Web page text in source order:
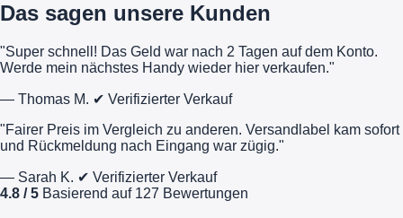
Das sagen unsere Kunden
"Super schnell! Das Geld war nach 2 Tagen auf dem Konto.
Werde mein nächstes Handy wieder hier verkaufen."
— Thomas M. ✔ Verifizierter Verkauf
"Fairer Preis im Vergleich zu anderen. Versandlabel kam sofort
und Rückmeldung nach Eingang war zügig."
— Sarah K. ✔ Verifizierter Verkauf
4.8 / 5 Basierend auf 127 Bewertungen